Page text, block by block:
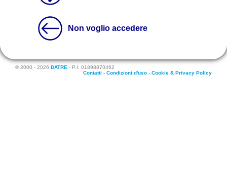
Non voglio accedere
© 2000 - 2026 DATRE - P.I. 01898870462
Contatti - Condizioni d'uso - Cookie & Privacy Policy